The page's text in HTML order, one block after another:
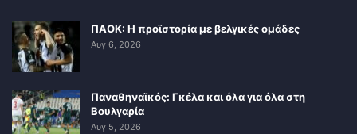
ΠΑΟΚ: Η προϊστορία με βελγικές ομάδες
Αυγ 6, 2026
Παναθηναϊκός: Γκέλα και όλα για όλα στη
Βουλγαρία
Αυγ 5, 2026